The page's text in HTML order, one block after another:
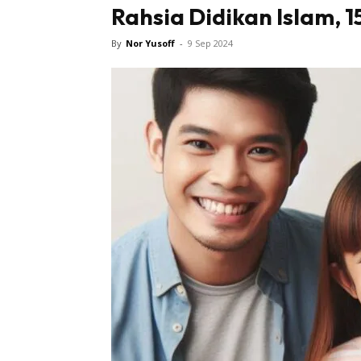
Bintang
Rahsia Didikan Islam,
By Nor Yusoff - 9 Sep 2024